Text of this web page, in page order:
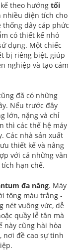
theo hướng tối
nhiều diện tích cho
dây cáp phức
có thiết kế nhỏ
dụng. Một chiếc
bị riêng biệt, giúp
nghiệp và tạo cảm
đã có những
Nếu trước đây
lớn, nặng và chỉ
thì các thế hệ máy
Các nhà sản xuất
thiết kế và nâng
với cả những văn
hạn chế.
đa năng. Máy
tông màu trắng -
nét vuông vức, dễ
quầy lễ tân mà
này cũng hài hòa
nơi đề cao sự tinh